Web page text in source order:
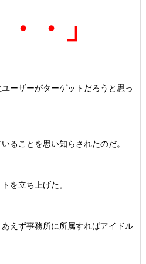
・」
ーザーがターゲットだろうと思っ
ることを思い知らされたのだ。
を立ち上げた。
えず事務所に所属すればアイドル